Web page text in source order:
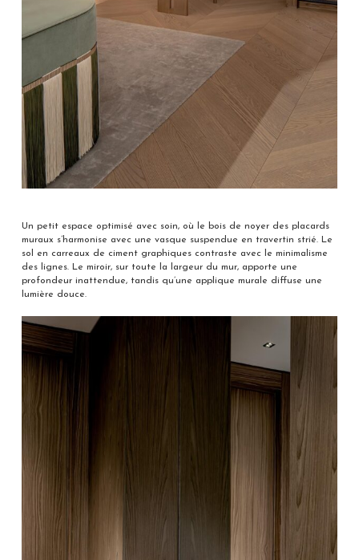
Un petit espace optimisé avec soin, où le bois de noyer des placards
muraux s’harmonise avec une vasque suspendue en travertin strié. Le
sol en carreaux de ciment graphiques contraste avec le minimalisme
des lignes. Le miroir, sur toute la largeur du mur, apporte une
profondeur inattendue, tandis qu’une applique murale diffuse une
lumière douce.